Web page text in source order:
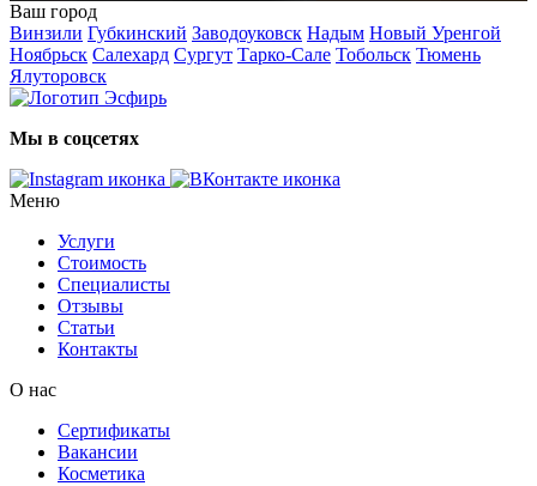
Ваш город
Винзили Губкинский Заводоуковск Надым Новый Уренгой
Ноябрьск Салехард Сургут Тарко-Сале Тобольск Тюмень
Ялуторовск
Мы в соцсетях
Меню
Услуги
Стоимость
Специалисты
Отзывы
Статьи
Контакты
О нас
Сертификаты
Вакансии
Косметика